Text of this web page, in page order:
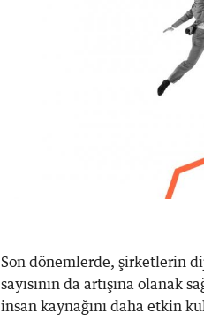
Son dönemlerde, şirketlerin
sayısının da artışına
insan kaynağını daha etkin